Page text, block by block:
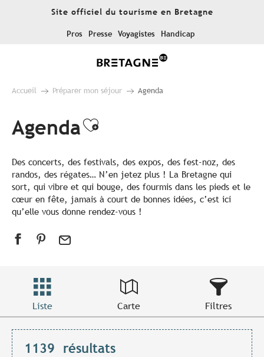
Site officiel du tourisme en Bretagne
Pros Presse Voyagistes Handicap
Accueil Préparer mon séjour Agenda
AgendaAjouter aux favoris
Des concerts, des festivals, des expos, des fest-noz, des
randos, des régates… N’en jetez plus ! La Bretagne qui
sort, qui vibre et qui bouge, des fourmis dans les pieds et le
cœur en fête, jamais à court de bonnes idées, c’est ici
qu’elle vous donne rendez-vous !
Liste Carte Filtres
1139 résultats